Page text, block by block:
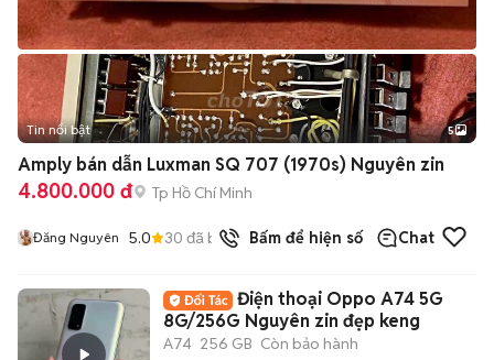
Tin nổi bật 5
Amply bán dẫn Luxman SQ 707 (1970s) Nguyên zin
4.800.000 đ Tp Hồ Chí Minh
Đăng Nguyên 5.0 30 đã bán Bấm để hiện số Chat
Điện thoại Oppo A74 5G
8G/256G Nguyên zin đẹp keng
A74 256 GB Còn bảo hành